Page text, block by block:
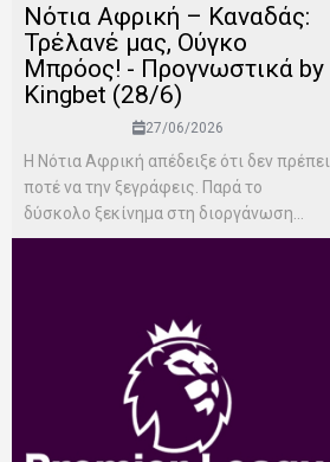
Νότια Αφρική – Καναδάς:
Τρέλανέ μας, Ούγκο
Μπρόος! - Προγνωστικά by
Kingbet (28/6)
27/06/2026
Η Νότια Αφρική απέδειξε ότι δεν πρέπει
ποτέ να την ξεγράφεις. Παρά το
δύσκολο ξεκίνημα στη διοργάνωση...